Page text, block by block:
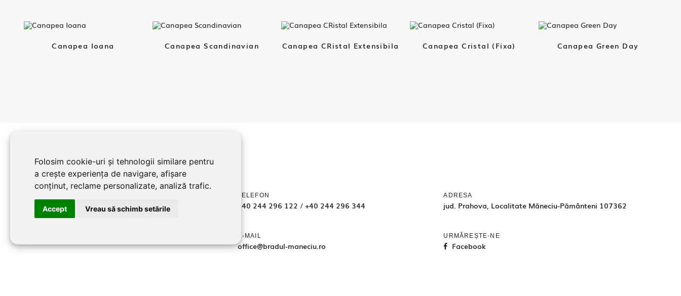
Folosim cookie-uri și tehnologii similare pentru
a crește experiența de navigare, afișare
conținut, reclame personalizate, analiză trafic.
Accept Vreau să schimb setările
Canapea Ioana Canapea Scandinavian Canapea CRistal Extensibila Canapea Cristal (Fixa) Canapea Green Day
TELEFON
+40 244 296 122 / +40 244 296 344
E-MAIL
office@bradul-maneciu.ro
ADRESA
jud. Prahova, Localitate Măneciu-Pământeni 107362
URMĂREȘTE-NE
Facebook